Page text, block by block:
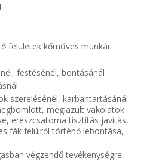
felületek kőműves munkái
festésénél, bontásánál
szerelésénél, karbantartásánál
meglazult vakolatok
ereszcsatorna tisztítás javítás,
fák felülről történő lebontása,
végzendő tevékenységre.